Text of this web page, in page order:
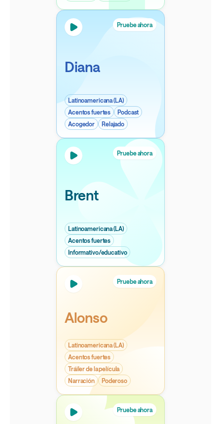
Pruebe ahora
Diana
Latinoamericana (LA)
Acentos fuertes
Podcast
Acogedor
Relajado
Pruebe ahora
Brent
Latinoamericana (LA)
Acentos fuertes
Informativo/educativo
Pruebe ahora
Alonso
Latinoamericana (LA)
Acentos fuertes
Tráiler de la película
Narración
Poderoso
Pruebe ahora